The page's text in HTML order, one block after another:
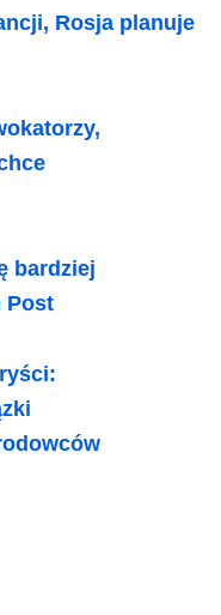
Rosja planuje
bardziej
Post